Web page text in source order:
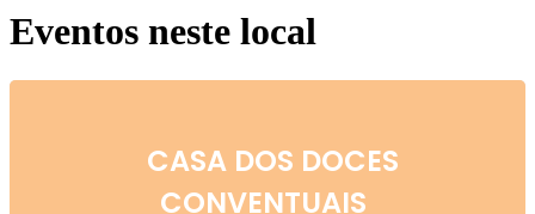
Eventos neste local
CASA DOS DOCES
CONVENTUAIS